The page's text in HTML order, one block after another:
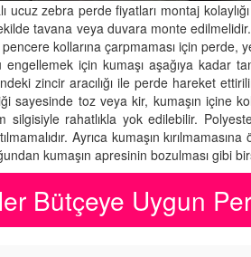
ucuz zebra perde fiyatları montaj
tavana veya duvara monte
kollarına çarpmaması için perde,
engellemek için kumaşı aşağıya kadar
zincir aracılığı ile perde hareket
sayesinde toz veya kir, kumaşın içine
silgisiyle rahatlıkla yok edilebilir.
Ayrıca kumaşın
kumaşın apresinin bozulması gibi
Bütçeye Uygun